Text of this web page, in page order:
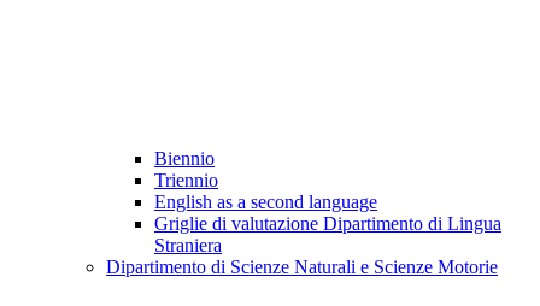
Biennio
Triennio
English as a second language
Griglie di valutazione Dipartimento di Lingua
Straniera
Dipartimento di Scienze Naturali e Scienze Motorie